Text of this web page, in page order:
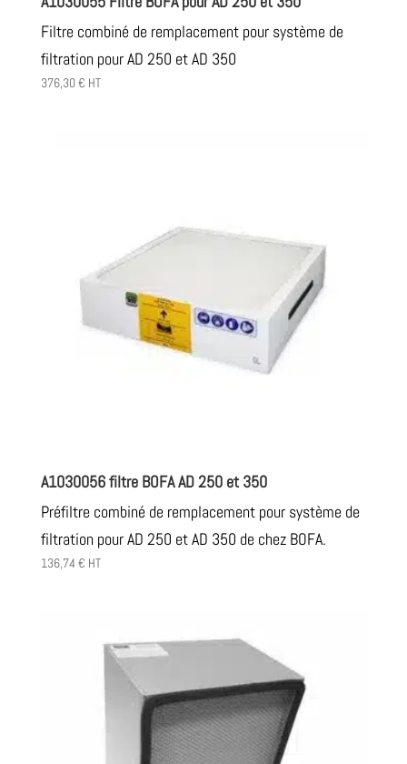
Filtre combiné de remplacement pour système de
filtration pour AD 250 et AD 350
376,30€ HT
A1030056 filtre BOFA AD 250 et 350
Préfiltre combiné de remplacement pour système de
filtration pour AD 250 et AD 350 de chez BOFA.
136,74 € HT